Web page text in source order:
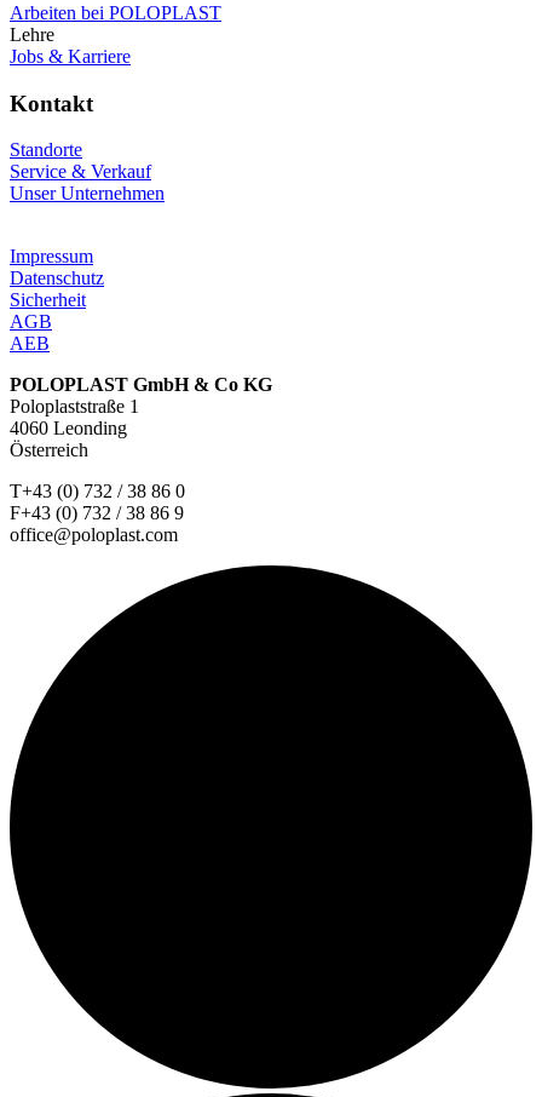
Arbeiten bei POLOPLAST
Lehre
Jobs & Karriere
Kontakt
Standorte
Service & Verkauf
Unser Unternehmen
Impressum
Datenschutz
Sicherheit
AGB
AEB
POLOPLAST GmbH & Co KG
Poloplaststraße 1
4060 Leonding
Österreich
T+43 (0) 732 / 38 86 0
F+43 (0) 732 / 38 86 9
office@poloplast.com